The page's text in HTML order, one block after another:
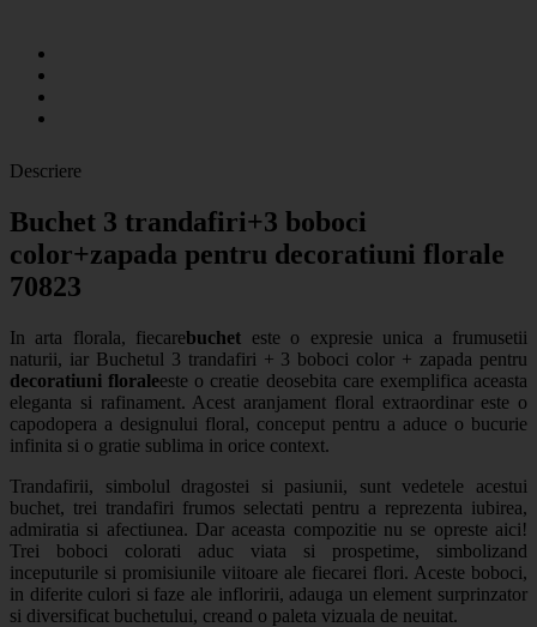
Descriere
Buchet 3 trandafiri+3 boboci
color+zapada pentru decoratiuni florale
70823
In arta florala, fiecarebuchet este o expresie unica a frumusetii
naturii, iar Buchetul 3 trandafiri + 3 boboci color + zapada pentru
decoratiuni floraleeste o creatie deosebita care exemplifica aceasta
eleganta si rafinament. Acest aranjament floral extraordinar este o
capodopera a designului floral, conceput pentru a aduce o bucurie
infinita si o gratie sublima in orice context.
Trandafirii, simbolul dragostei si pasiunii, sunt vedetele acestui
buchet, trei trandafiri frumos selectati pentru a reprezenta iubirea,
admiratia si afectiunea. Dar aceasta compozitie nu se opreste aici!
Trei boboci colorati aduc viata si prospetime, simbolizand
inceputurile si promisiunile viitoare ale fiecarei flori. Aceste boboci,
in diferite culori si faze ale infloririi, adauga un element surprinzator
si diversificat buchetului, creand o paleta vizuala de neuitat.